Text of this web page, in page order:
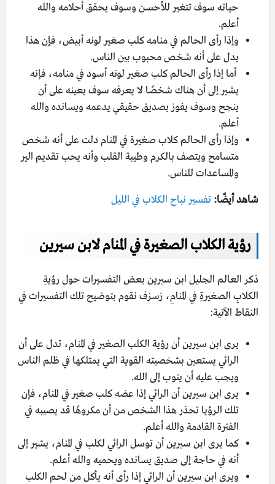
حياته سوف تتغير للأحسن وسوف يحقق أحلامه والله
أعلم.
وإذا رأى الحالم في منامه كلب صغير لونه أبيض، فإن هذا
يدل على أنه شخص محبوب بين الناس.
أما إذا رأى الحالم كلب صغير لونه أسود في منامه، فإنه
يشير إلى أن هناك شخصًا لا يعرفه سوف يعينه على أن
ينجح وسوف يفوز بصديق حقيقي يدعمه ويسانده والله
أعلم.
وإذا رأى الحالم كلاب صغيرة في المنام دلت على أنه شخص
متسامح ويتصف بالكرم وطيبة القلب وأنه يحب تقديم الير
والمساعدات للناس.
شاهد أيضًا: تفسير نباح الكلاب في الليل
رؤية الكلاب الصغيرة في المنام لابن سيرين
ذكر العالم الجليل ابن سيرين بعض التفسيرات حول رؤيةِ
الكلابِ الصغيرةِ في المنامِ، زسزف نقوم بتوضيح تلك التفسيرات في
النقاط الآتية:
يرى ابن سيرين أن رؤية الكلب الصغير في المنام، تدل على أن
الرائي يستعين بشخصيته القوية التي يمتلكها في ظلم الناس
ويجب عليه أن يتوب إلى الله.
يرى ابن سيرين أن الرائي إذا عضه كلب صغير في المنام، فإن
تلك الرؤيا تحذر هذا الشخص من أن مكروهًا قد يصيبه في
الفترة القادمة والله أعلم.
كما يرى ابن سيرين أن توسل الرائي لكلب في المنام، يشير إلى
أنه في حاجة إلى صديق يسانده ويحميه والله أعلم.
ويرى ابن سيرين أن الرائي إذا رأى أنه يأكل من لحم الكلب